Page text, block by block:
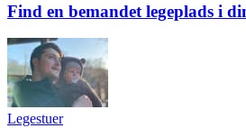
Find en bemandet legeplads i
Legestuer